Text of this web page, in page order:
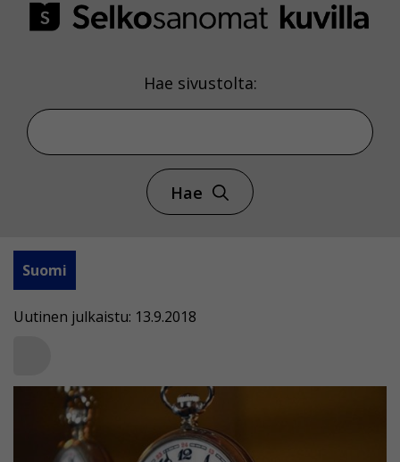
Hae sivustolta:
Hae
Suomi
Uutinen julkaistu: 13.9.2018